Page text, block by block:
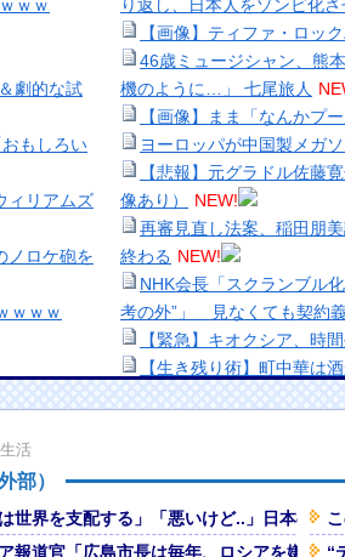
ｗｗ
劇的な試
もしろい
ィリアムズ
ノロケ砲を
ｗｗｗ
ません
NEW!
がええ？
り返し、日本人をゾンビ化
【画像】ティファ・ロッ
46歳ミュージシャン、熊
機のように…」 七尾旅人
【画像】まま「なんかプ
ヨーロッパが中国製メガ
【悲報】元グラドル佐藤
像あり）
NEW!
再審見直し法案、稲田朋
終わる NEW!
NHK会長「スクランブル
考の外”」 見なくても契約
【緊急】キオクシア、時
【生き残り術】町中華は
熊本地震、「九州自動車
ナなどに批判殺到 全国紙記
の責務」「情報を取り上げ
生活
部）
世界を支配する」「悪いけど..」日本の小
ア報道官「広島市長は毎年、ロシアを嫌悪 “